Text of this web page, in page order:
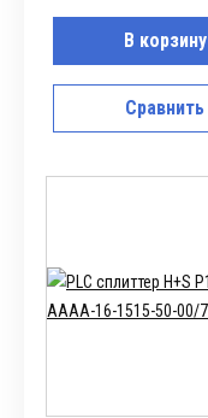
В корзину
Сравнить